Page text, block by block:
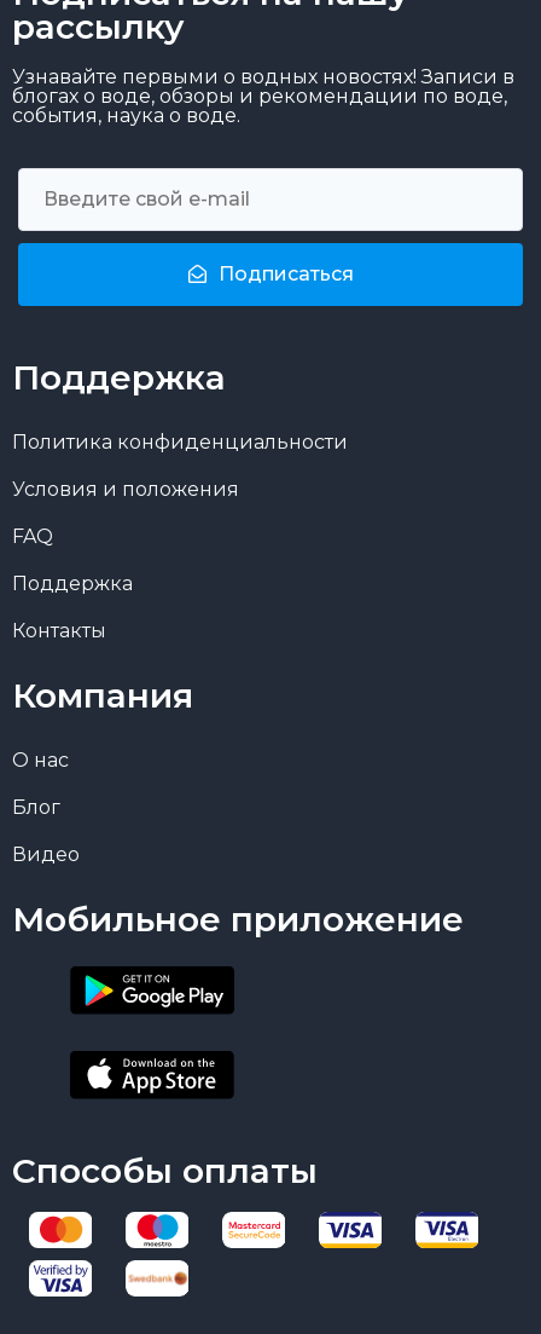
рассылку
Узнавайте первыми о водных новостях! Записи в
блогах о воде, обзоры и рекомендации по воде,
события, наука о воде.
Подписаться
Поддержка
Политика конфиденциальности
Условия и положения
FAQ
Поддержка
Контакты
Компания
О нас
Блог
Видео
Мобильное приложение
Способы оплаты